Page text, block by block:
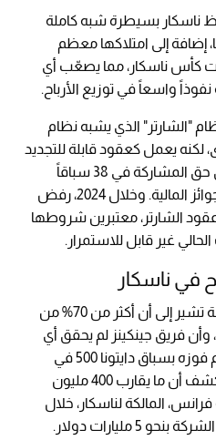
ناسكار بسيطرة شبه كاملة
إضافة إلى امتلاكها معظم
كأس ناسكار، مما يصعّب أي
واسعاً في توزيع الأرباح.
"الشارتر" الذي يشبه نظام
لكنه يعمل كعقود قابلة للتجديد
والإلغاء. إذ يمنح الشارتر للفرق حق المشاركة في 38 سباقاً
سنوياً، مع نصيب محدد من الجوائز المالية. وخلال 2024، رفض
الشارتر، معتبرين شروطها
غير قابل للاستمرار.
في ناسكار
قدّم محامي جيفري كيسلر أدلة تشير إلى أن أكثر من 70% من
الفرق خَسرت أموالاً في 2024، وأن فريق جينكينز لم يحقق أي
ربح منذ تأسيسه عام 2004 رغم فوزه بسباق دايتونا 500 في
2021. كما استشهد بدراسة تكشف أن ما يقارب 400 مليون
المالكة لناسكار، خلال
مليارات دولار.